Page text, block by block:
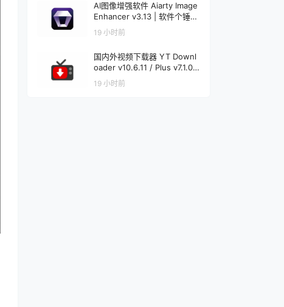
AI图像增强软件 Aiarty Image
Enhancer v3.13 | 软件个锤子
| R1848
19 小时前
国内外视频下载器 YT Downl
oader v10.6.11 / Plus v7.1.0
Mac v7.1.0 | 软件个锤子 | R12
20
19 小时前